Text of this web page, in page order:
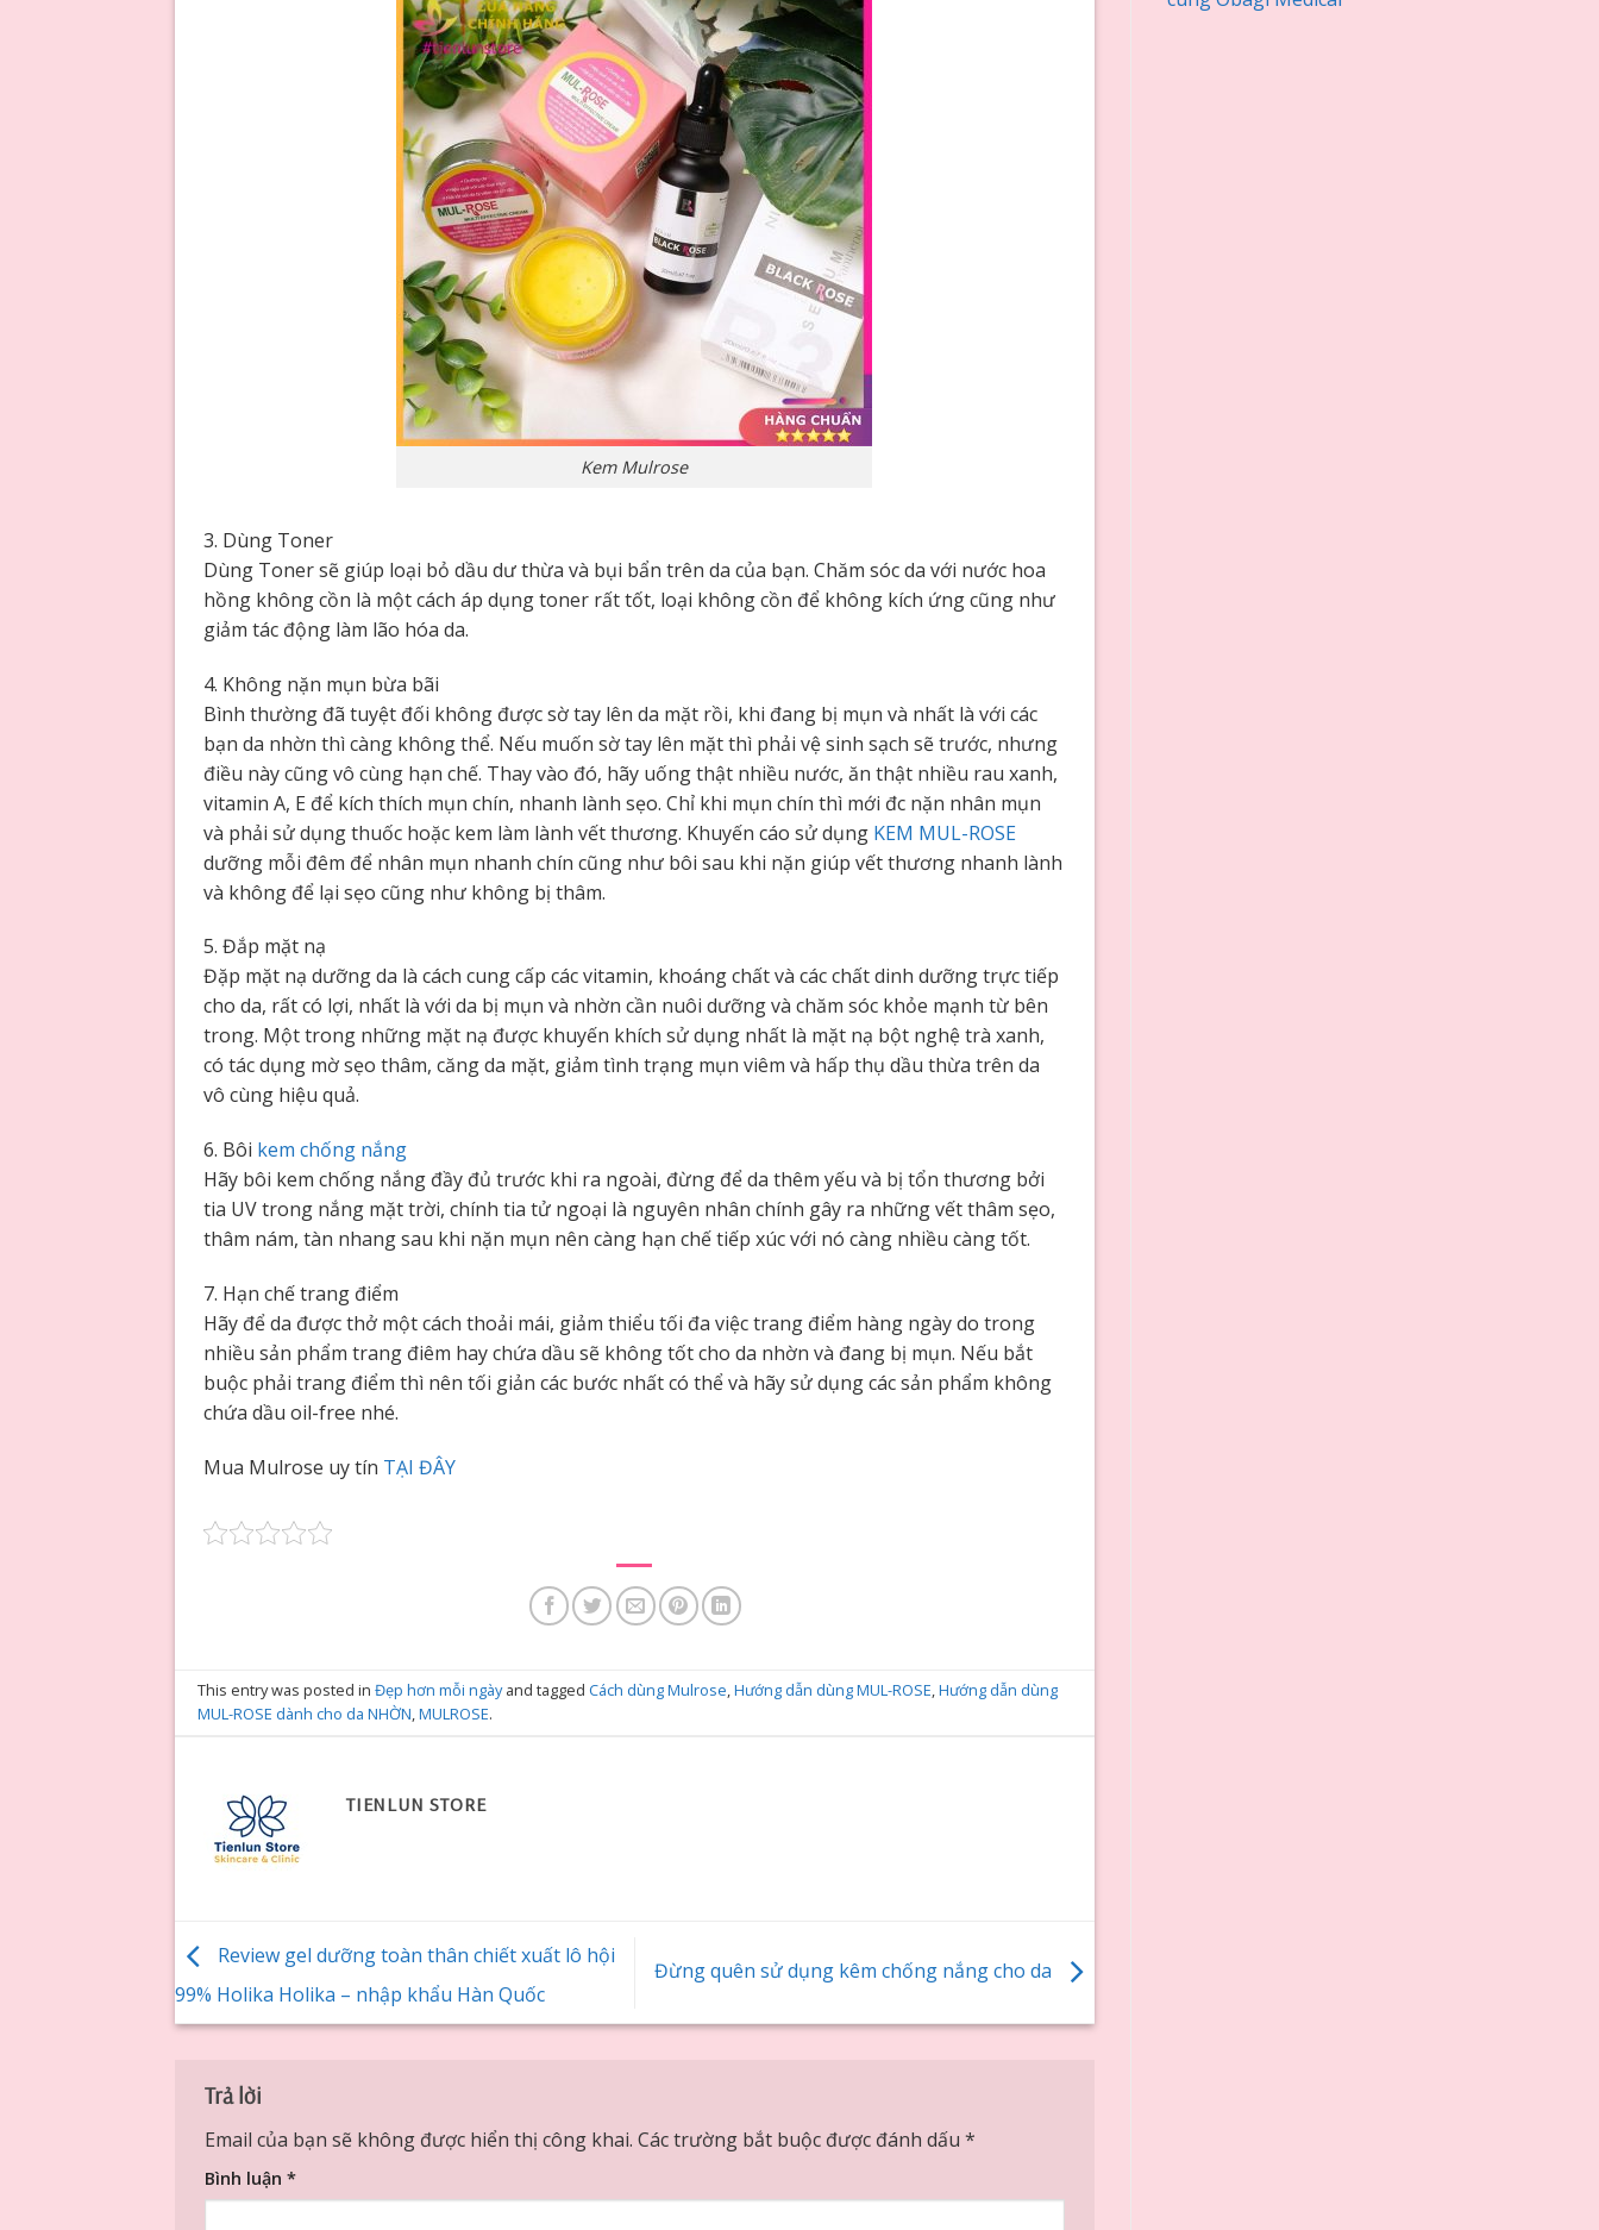
Kem Mulrose
3. Dùng Toner
Dùng Toner sẽ giúp loại bỏ dầu dư thừa và bụi bẩn trên da của bạn. Chăm sóc da với nước hoa
hồng không cồn là một cách áp dụng toner rất tốt, loại không cồn để không kích ứng cũng như
giảm tác động làm lão hóa da.
4. Không nặn mụn bừa bãi
Bình thường đã tuyệt đối không được sờ tay lên da mặt rồi, khi đang bị mụn và nhất là với các
bạn da nhờn thì càng không thể. Nếu muốn sờ tay lên mặt thì phải vệ sinh sạch sẽ trước, nhưng
điều này cũng vô cùng hạn chế. Thay vào đó, hãy uống thật nhiều nước, ăn thật nhiều rau xanh,
vitamin A, E để kích thích mụn chín, nhanh lành sẹo. Chỉ khi mụn chín thì mới đc nặn nhân mụn
và phải sử dụng thuốc hoặc kem làm lành vết thương. Khuyến cáo sử dụng KEM MUL-ROSE
dưỡng mỗi đêm để nhân mụn nhanh chín cũng như bôi sau khi nặn giúp vết thương nhanh lành
và không để lại sẹo cũng như không bị thâm.
5. Đắp mặt nạ
Đặp mặt nạ dưỡng da là cách cung cấp các vitamin, khoáng chất và các chất dinh dưỡng trực tiếp
cho da, rất có lợi, nhất là với da bị mụn và nhờn cần nuôi dưỡng và chăm sóc khỏe mạnh từ bên
trong. Một trong những mặt nạ được khuyến khích sử dụng nhất là mặt nạ bột nghệ trà xanh,
có tác dụng mờ sẹo thâm, căng da mặt, giảm tình trạng mụn viêm và hấp thụ dầu thừa trên da
vô cùng hiệu quả.
6. Bôi kem chống nắng
Hãy bôi kem chống nắng đầy đủ trước khi ra ngoài, đừng để da thêm yếu và bị tổn thương bởi
tia UV trong nắng mặt trời, chính tia tử ngoại là nguyên nhân chính gây ra những vết thâm sẹo,
thâm nám, tàn nhang sau khi nặn mụn nên càng hạn chế tiếp xúc với nó càng nhiều càng tốt.
7. Hạn chế trang điểm
Hãy để da được thở một cách thoải mái, giảm thiểu tối đa việc trang điểm hàng ngày do trong
nhiều sản phẩm trang điêm hay chứa dầu sẽ không tốt cho da nhờn và đang bị mụn. Nếu bắt
buộc phải trang điểm thì nên tối giản các bước nhất có thể và hãy sử dụng các sản phẩm không
chứa dầu oil-free nhé.
Mua Mulrose uy tín TẠI ĐÂY
This entry was posted inĐẹp hơn mỗi ngàyand taggedCách dùng Mulrose,Hướng dẫn dùng MUL-ROSE,Hướng dẫn dùng
MUL-ROSE dành cho da NHỜN,MULROSE.
TIENLUN STORE
Review gel dưỡng toàn thân chiết xuất lô hội
99% Holika Holika – nhập khẩu Hàn Quốc
Đừng quên sử dụng kêm chống nắng cho da
Trả lời
Email của bạn sẽ không được hiển thị công khai. Các trường bắt buộc được đánh dấu *
Bình luận *